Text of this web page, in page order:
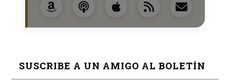
SUSCRIBE A UN AMIGO AL BOLETÍN